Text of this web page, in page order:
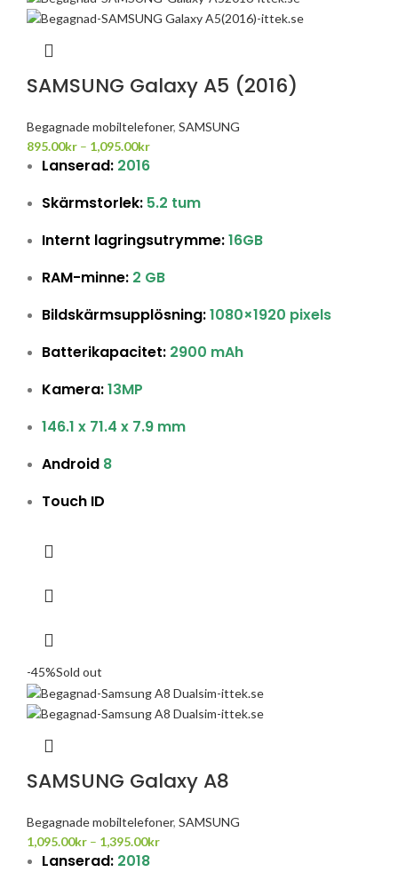
SAMSUNG Galaxy A5 (2016)
Begagnade mobiltelefoner, SAMSUNG
895.00kr – 1,095.00kr
Lanserad: 2016
Skärmstorlek: 5.2 tum
Internt lagringsutrymme:16GB
RAM-minne: 2 GB
Bildskärmsupplösning:1080×1920 pixels
Batterikapacitet: 2900 mAh
Kamera:13MP
146.1 x 71.4 x 7.9 mm
Android 8
Touch ID
-45%Sold out
SAMSUNG Galaxy A8
Begagnade mobiltelefoner, SAMSUNG
1,095.00kr – 1,395.00kr
Lanserad: 2018